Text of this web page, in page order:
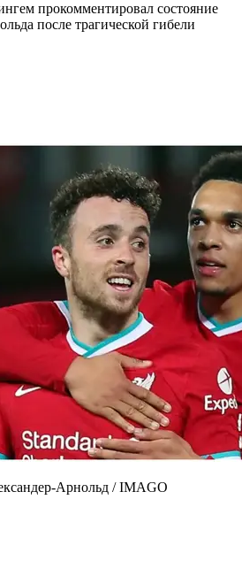
прокомментировал состояние
после трагической гибели
Арнольд / IMAGO